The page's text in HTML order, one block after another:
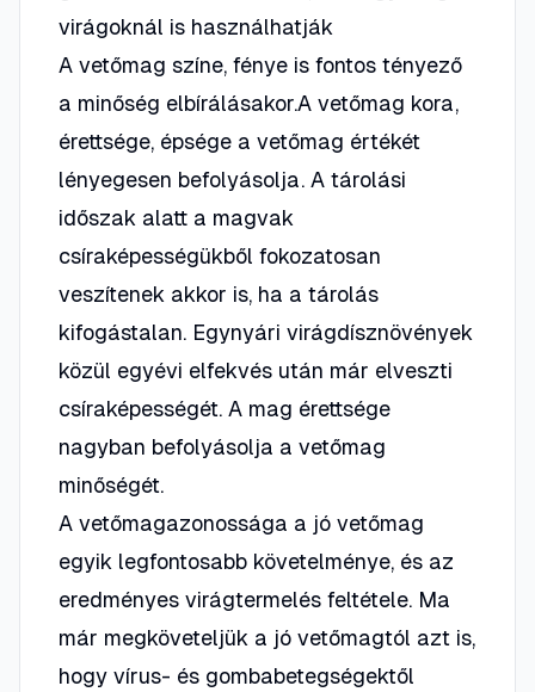
virágoknál is használhatják
A vetőmag színe, fénye is fontos tényező
a minőség elbírálásakor.A vetőmag kora,
érettsége, épsége a vetőmag értékét
lényegesen befolyásolja. A tárolási
időszak alatt a magvak
csíraképességükből fokozatosan
veszítenek akkor is, ha a tárolás
kifogástalan. Egynyári virágdísznövények
közül egyévi elfekvés után már elveszti
csíraképességét. A mag érettsége
nagyban befolyásolja a vetőmag
minőségét.
A vetőmagazonossága a jó vetőmag
egyik legfontosabb követelménye, és az
eredményes virágtermelés feltétele. Ma
már megköveteljük a jó vetőmagtól azt is,
hogy vírus- és gombabetegségektől